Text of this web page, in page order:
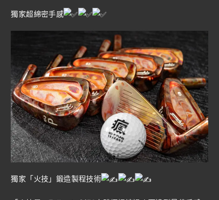
獨家超綿密手感
獨家「火技」鍛造製程技術